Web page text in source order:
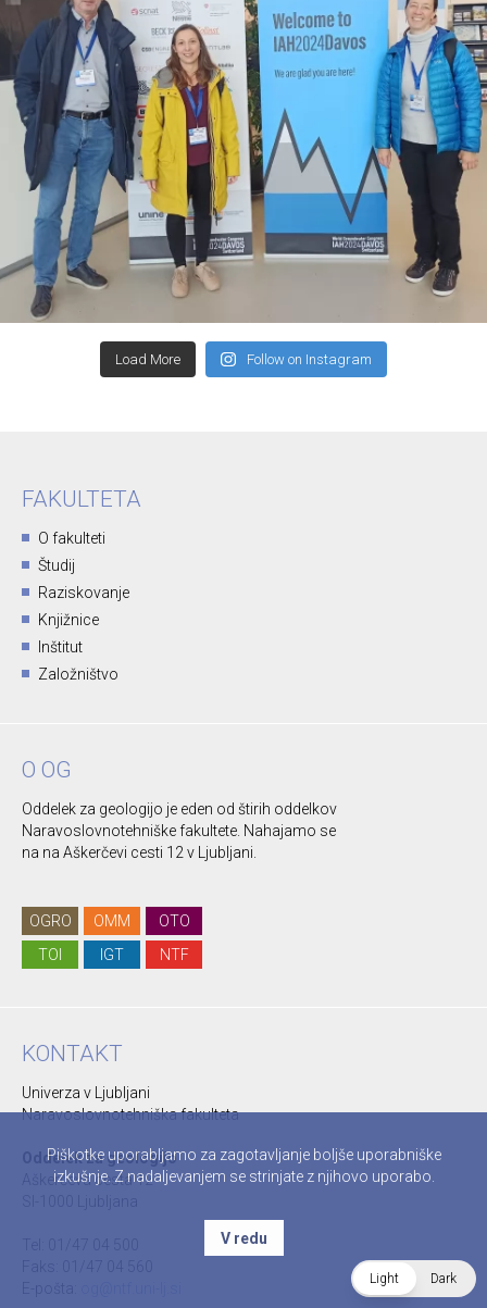
Load More Follow on Instagram
FAKULTETA
O fakulteti
Študij
Raziskovanje
Knjižnice
Inštitut
Založništvo
O OG
Oddelek za geologijo je eden od štirih oddelkov
Naravoslovnotehniške fakultete. Nahajamo se
na na Aškerčevi cesti 12 v Ljubljani.
OGRO OMM
OTO
TOI
IGT NTF
KONTAKT
Univerza v Ljubljani
Naravoslovnotehniška fakulteta
Oddelek za geologijo
Aškerčeva cesta 12
SI-1000 Ljubljana
Tel: 01/47 04 500
Faks: 01/47 04 560
E-pošta:
Light Dark
Piškotke uporabljamo za zagotavljanje boljše uporabniške
izkušnje. Z nadaljevanjem se strinjate z njihovo uporabo.
V redu